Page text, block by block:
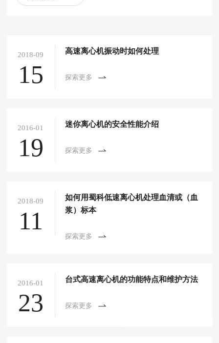
2018-09
15
高速离心机振动时如何处理
探索更多
2016-01
19
迷你离心机的安全性能介绍
探索更多
2018-09
11
如何用蜀科低速离心机处理血清或（血
浆）标本
探索更多
2016-01
23
台式高速离心机的功能特点和维护方法
探索更多